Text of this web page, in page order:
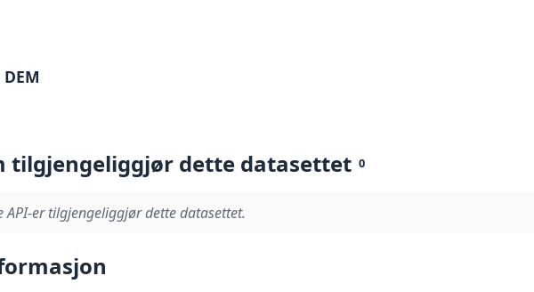
tilgjengeliggjør dette datasettet 0
API-er tilgjengeliggjør dette datasettet.